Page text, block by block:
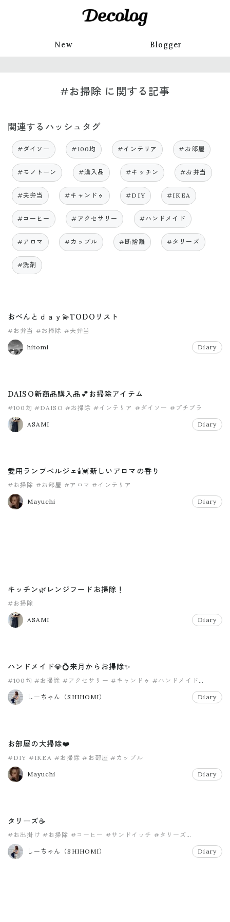
New Blogger
#お掃除 に関する記事
関連するハッシュタグ
#ダイソー #100均 #インテリア #お部屋
#モノトーン #購入品 #キッチン #お弁当
#夫弁当 #キャンドゥ #DIY #IKEA
#コーヒー #アクセサリー #ハンドメイド
#アロマ #カップル #断捨離 #タリーズ
#洗剤
おべんとｄａｙ💫TODOリスト
#お弁当 #お掃除 #夫弁当
hitomi Diary
DAISO新商品購入品💕お掃除アイテム
#100均 #DAISO #お掃除 #インテリア #ダイソー #プチプラ
ASAMI Diary
愛用ランプベルジェ🕯💓新しいアロマの香り
#お掃除 #お部屋 #アロマ #インテリア
Mayuchi Diary
キッチン🌿レンジフードお掃除！
#お掃除
ASAMI Diary
ハンドメイド💎💍来月からお掃除✨
#100均 #お掃除 #アクセサリー #キャンドゥ #ハンドメイド
#研磨剤
しーちゃん（SHIHOMI）
Diary
お部屋の大掃除❤️
#DIY #IKEA #お掃除 #お部屋 #カップル
Mayuchi Diary
タリーズ☕️
#お出掛け #お掃除 #コーヒー #サンドイッチ #タリーズ
#タンドリーチキン
しーちゃん（SHIHOMI）
Diary